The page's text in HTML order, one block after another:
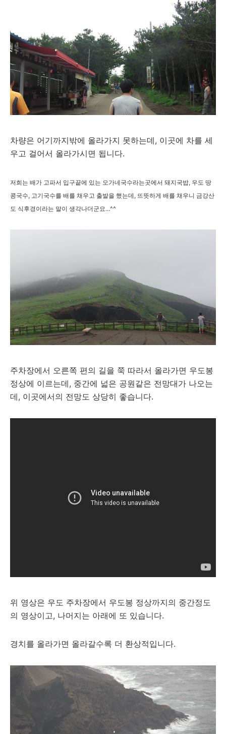
차량은 어기까지밖에 올라가지 못하는데, 이곳에 차를 세
우고 걸어서 올라가시면 됩니다.
저희는 배가 고파서 입구끝에 있는 오가네국수라는곳에서 돼지국밥, 우도 땅
콩국수, 고기국수를 배를 채우고 출발을 했는데, 뜨뜻하게 배를 채우니 금강산
도 식후경이라는 말이 생각나더군요...^^
주차장에서 오른쪽 편의 길을 쭉 따라서 올라가면 우도봉
정상에 이르는데, 중간에 넓은 공원같은 전망대가 나오는
데, 이곳에서의 전망도 상당히 좋습니다.
위 영상은 우도 주차장에서 우도봉 정상까지의 중간정도
의 영상이고, 나머지는 아래에 또 있습니다.
경치를 올라가면 올라갈수록 더 환상적입니다.